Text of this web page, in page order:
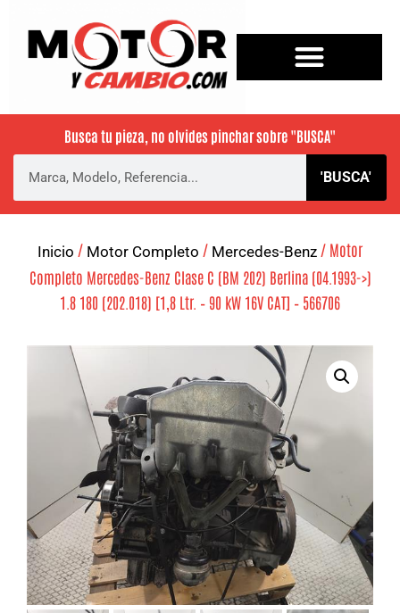
Busca tu pieza, no olvides pinchar sobre "BUSCA"
'BUSCA'
Inicio / Motor Completo / Mercedes-Benz / Motor
Completo Mercedes-Benz Clase C (BM 202) Berlina (04.1993->)
1.8 180 (202.018) [1,8 Ltr. – 90 kW 16V CAT] – 566706